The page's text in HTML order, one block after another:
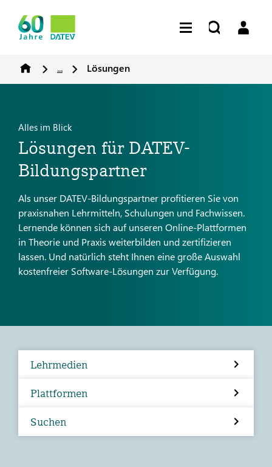
... Lösungen
Alles im Blick
Lösungen für DATEV-
Bildungspartner
Als unser DATEV-Bildungspartner profitieren Sie von
praxisnahen Lehrmitteln, Schulungen und Fachwissen.
Lernende können sich auf unseren Online-Plattformen
in Theorie und Praxis weiterbilden und zertifizieren
lassen. Und natürlich steht Ihnen eine große Auswahl
kostenfreier Software-Lösungen zur Verfügung.
Lehrmedien
Plattformen
Suchen